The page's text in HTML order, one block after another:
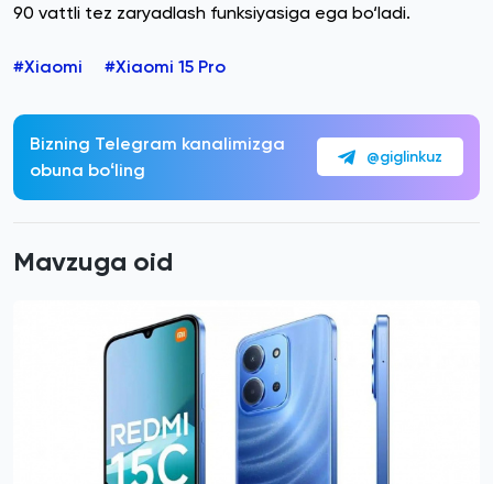
90 vattli tez zaryadlash funksiyasiga ega bo‘ladi.
#Xiaomi #Xiaomi 15 Pro
Bizning Telegram kanalimizga
obuna boʻling
@giglinkuz
Mavzuga oid